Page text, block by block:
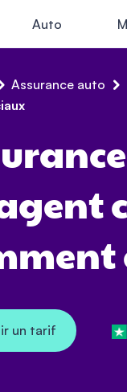
Auto
Assurance auto
un tarif